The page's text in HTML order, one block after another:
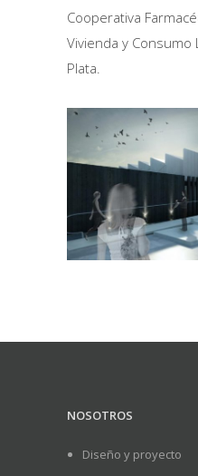
Cooperativa
Vivienda y Consumo
Plata.
NOSOTROS
Diseño y proyecto